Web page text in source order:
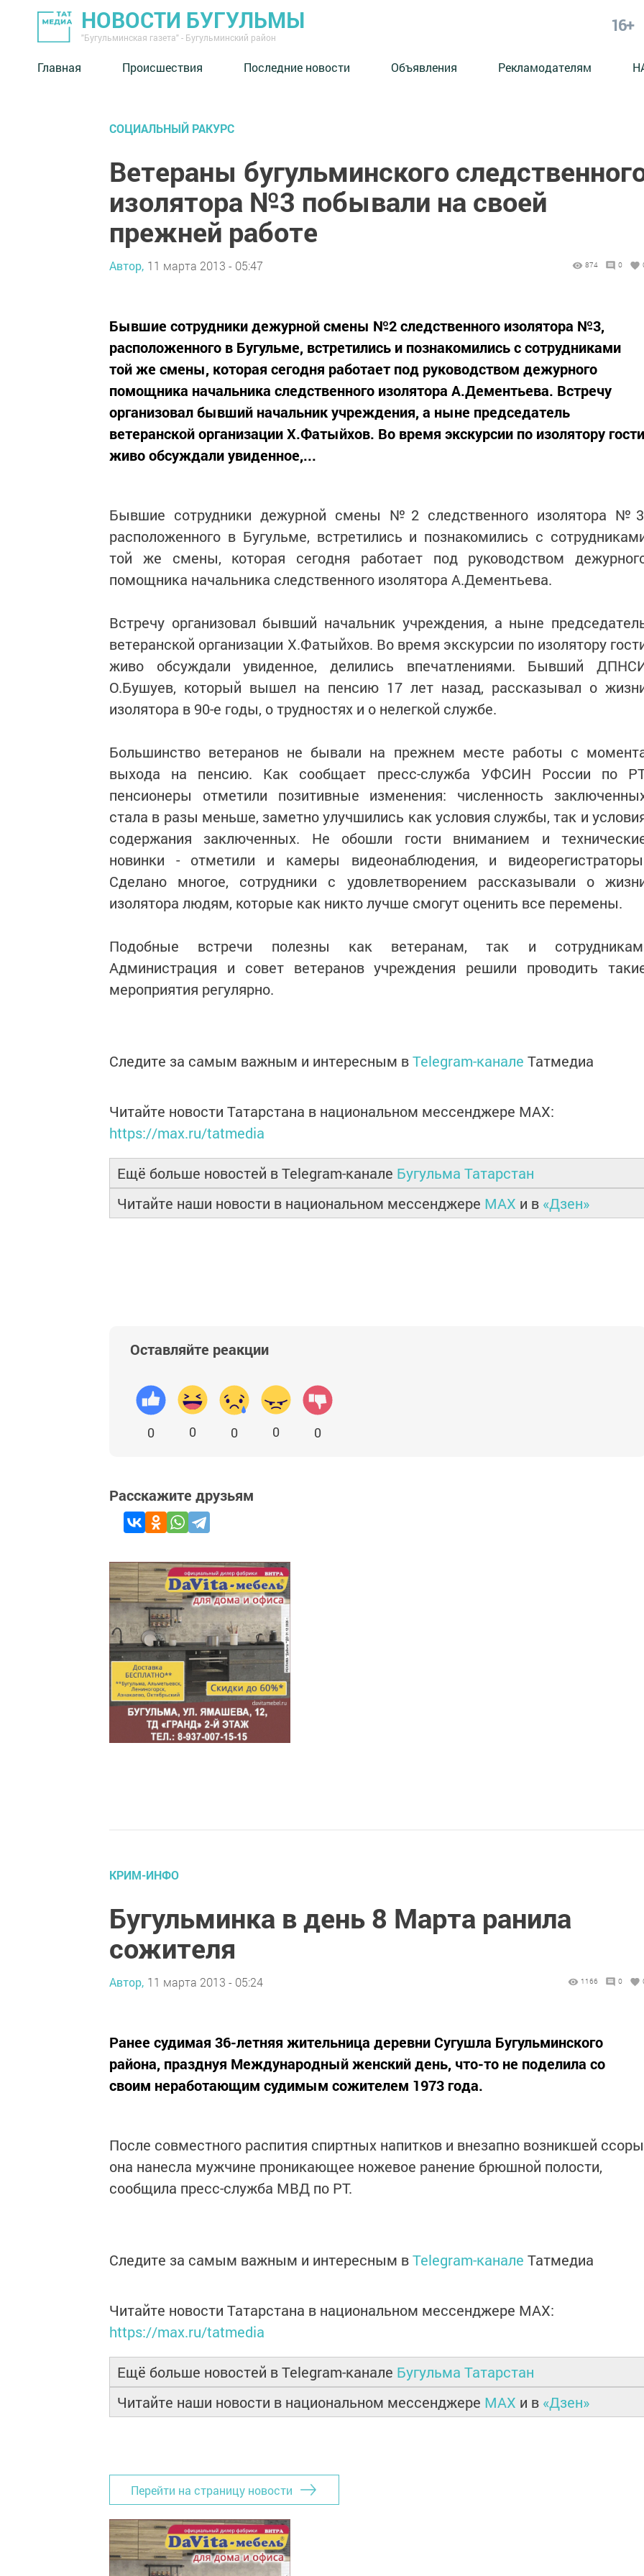
НОВОСТИ БУГУЛЬМЫ
"Бугульминская газета" - Бугульминский район
16+
Главная Происшествия Последние новости Объявления Рекламодателям
СОЦИАЛЬНЫЙ РАКУРС
Ветераны бугульминского
изолятора №3 побывали на своей
прежней работе
Автор, 11 марта 2013 - 05:47 874 0
Бывшие сотрудники дежурной смены №2 следственного изолятора №3,
расположенного в Бугульме, встретились и познакомились с сотрудниками
той же смены, которая сегодня работает под руководством дежурного
помощника начальника следственного изолятора А.Дементьева. Встречу
организовал бывший начальник учреждения, а ныне председатель
ветеранской организации Х.Фатыйхов. Во время экскурсии по изолятору гости
живо обсуждали увиденное,...
Бывшие сотрудники дежурной смены №2 следственного изолятора
расположенного в Бугульме, встретились и познакомились с
той же смены, которая сегодня работает под руководством
помощника начальника следственного изолятора А.Дементьева.
Встречу организовал бывший начальник учреждения, а ныне
ветеранской организации Х.Фатыйхов. Во время экскурсии по изолятору
живо обсуждали увиденное, делились впечатлениями. Бывший
О.Бушуев, который вышел на пенсию 17 лет назад, рассказывал о
изолятора в 90-е годы, о трудностях и о нелегкой службе.
Большинство ветеранов не бывали на прежнем месте работы с
выхода на пенсию. Как сообщает пресс-служба УФСИН России по
пенсионеры отметили позитивные изменения: численность
стала в разы меньше, заметно улучшились как условия службы, так и
содержания заключенных. Не обошли гости вниманием и
новинки - отметили и камеры видеонаблюдения, и
Сделано многое, сотрудники с удовлетворением рассказывали о
изолятора людям, которые как никто лучше смогут оценить все перемены.
Подобные встречи полезны как ветеранам, так и
Администрация и совет ветеранов учреждения решили проводить
мероприятия регулярно.
Следите за самым важным и интересным вTelegram-канале Татмедиа
Читайте новости Татарстана в национальном мессенджере MАХ:
https://max.ru/tatmedia
Ещё больше новостей в Telegram-канале Бугульма Татарстан
Читайте наши новости в национальном мессенджере MAX и в «Дзен»
Оставляйте реакции
0 0 0 0 0
Расскажите друзьям
КРИМ-ИНФО
Бугульминка в день 8 Марта ранила
сожителя
Автор, 11 марта 2013 - 05:24 1166 0
Ранее судимая 36-летняя жительница деревни Сугушла Бугульминского
района, празднуя Международный женский день, что-то не поделила со
своим неработающим судимым сожителем 1973 года.
После совместного распития спиртных напитков и внезапно возникшей ссоры
она нанесла мужчине проникающее ножевое ранение брюшной полости,
сообщила пресс-служба МВД по РТ.
Следите за самым важным и интересным вTelegram-канале Татмедиа
Читайте новости Татарстана в национальном мессенджере MАХ:
https://max.ru/tatmedia
Ещё больше новостей в Telegram-канале Бугульма Татарстан
Читайте наши новости в национальном мессенджере MAX и в «Дзен»
Перейти на страницу новости